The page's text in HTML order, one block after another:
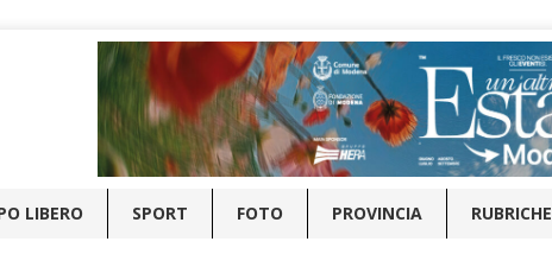
LIBERO SPORT FOTO PROVINCIA RUBRICHE